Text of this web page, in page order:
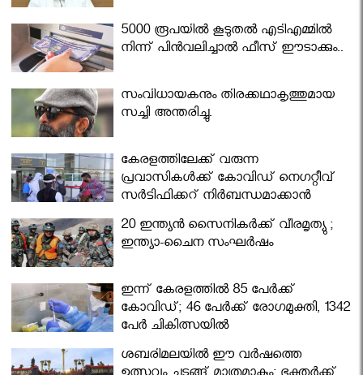
5000 രൂപയിൽ കൂടുതൽ എടിഎമ്മിൽ
നിന്ന് പിൻവലിച്ചാൽ ഫീസ് ഈടാക്കും..
സംവിധായകനും തിരക്കഥാകൃത്തുമായ
സച്ചി അന്തരിച്ചു.
കേരളത്തിലേക്ക് വരുന്ന
പ്രവാസികള്‍ക്ക് കോവിഡ് നെഗറ്റീവ്
സര്‍ട്ടിഫിക്കറ്റ് നിർബന്ധമാക്കാൻ
മന്ത്രിസഭ
20 ഇന്ത്യൻ സൈനികർക്ക് വീരമൃത്യു ;
ഇന്ത്യാ-ചൈന സംഘർഷം
ഇന്ന് കേരളത്തിൽ 85 പേർക്ക്
കോവിഡ്; 46 പേർക്ക് രോഗമുക്തി, 1342
പേർ ചികിത്സയിൽ
ശബരിമലയില്‍ ഈ വർഷത്തെ